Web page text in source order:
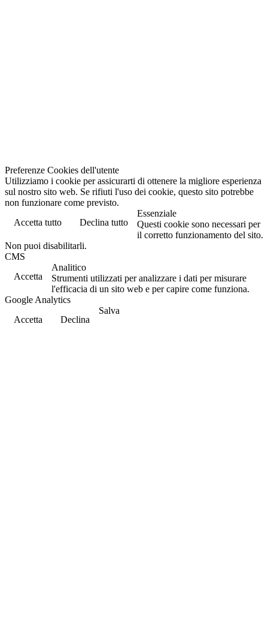
Preferenze Cookies dell'utente
Utilizziamo i cookie per assicurarti di ottenere la migliore esperienza
sul nostro sito web. Se rifiuti l'uso dei cookie, questo sito potrebbe
non funzionare come previsto.
Accetta tutto
Declina tutto
Essenziale
Questi cookie sono necessari per
il corretto funzionamento del sito.
Non puoi disabilitarli.
CMS
Accetta
Analitico
Strumenti utilizzati per analizzare i dati per misurare
l'efficacia di un sito web e per capire come funziona.
Google Analytics
Accetta
Declina
Salva